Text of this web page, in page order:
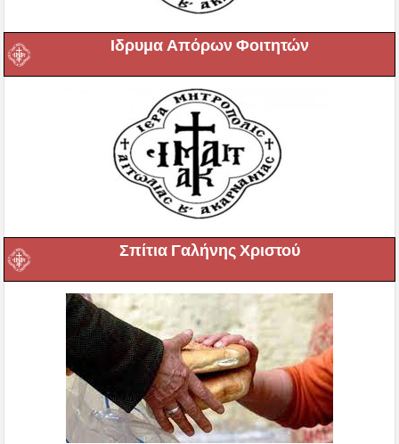
Ιδρυμα Απόρων Φοιτητών
Σπίτια Γαλήνης Χριστού